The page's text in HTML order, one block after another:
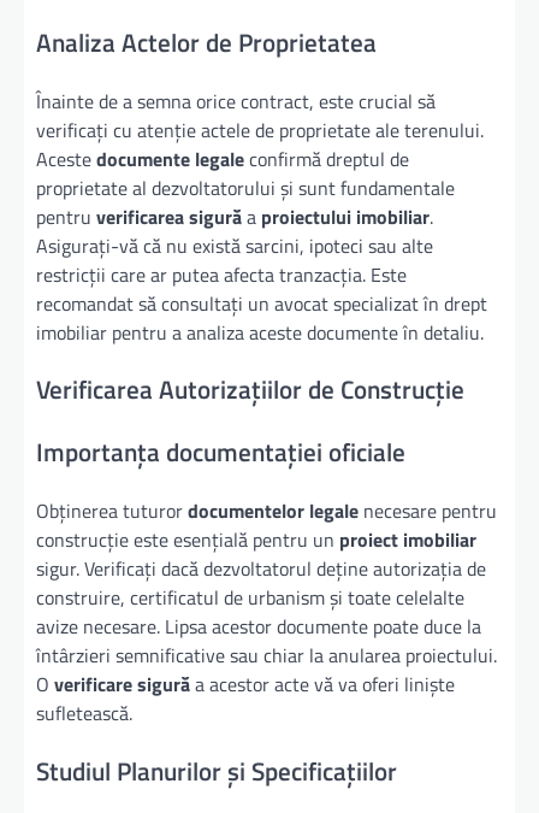
Analiza Actelor de Proprietatea
Înainte de a semna orice contract, este crucial să
verificați cu atenție actele de proprietate ale terenului.
Acestedocumente legaleconfirmă dreptul de
proprietate al dezvoltatorului și sunt fundamentale
pentru verificarea sigurăa proiectului imobiliar.
Asigurați-vă că nu există sarcini, ipoteci sau alte
restricții care ar putea afecta tranzacția. Este
recomandat să consultați un avocat specializat în drept
imobiliar pentru a analiza aceste documente în detaliu.
Verificarea Autorizațiilor de Construcție
Importanța documentației oficiale
Obținerea tuturordocumentelor legale necesare pentru
construcție este esențială pentru un proiect imobiliar
sigur. Verificați dacă dezvoltatorul deține autorizația de
construire, certificatul de urbanism și toate celelalte
avize necesare. Lipsa acestor documente poate duce la
întârzieri semnificative sau chiar la anularea proiectului.
O verificare sigurăa acestor acte vă va oferi liniște
sufletească.
Studiul Planurilor și Specificațiilor